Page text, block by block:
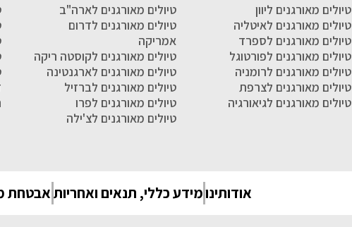
טיולים מאורגנים ליוון
טיולים מאורגנים לאיטליה
טיולים מאורגנים לספרד
טיולים מאורגנים לפורטוגל
טיולים מאורגנים לרומניה
טיולים מאורגנים לצרפת
טיולים מאורגנים לגיאורגיה
טיולים מאורגנים לארה"ב
טיולים מאורגנים לדרום
אמריקה
טיולים מאורגנים לקוסטה ריקה
טיולים מאורגנים לארגנטינה
טיולים מאורגנים לברזיל
טיולים מאורגנים לפרו
טיולים מאורגנים לצ'ילה
אודותינומידע כללי, תנאים ואחריותאבטחת